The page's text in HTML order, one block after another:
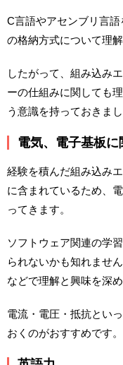
C言語やアセンブリ言
の格納方式について理
したがって、組み込み
ーの仕組みに関しても
う意識を持っておきまし
電気、電子基板に
経験を積んだ組み込み
に含まれているため、
ってきます。
ソフトウェア関連の学
られないかも知れませ
などで理解と興味を深
電流・電圧・抵抗とい
おくのがおすすめです。